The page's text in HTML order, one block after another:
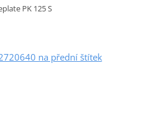
PK 125 S
na přední štítek